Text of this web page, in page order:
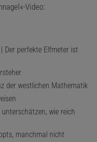
Video:
| Der perfekte Elfmeter ist
der westlichen Mathematik
wie reich
manchmal nicht